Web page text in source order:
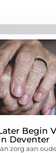
Begin
Deventer
zorg aan